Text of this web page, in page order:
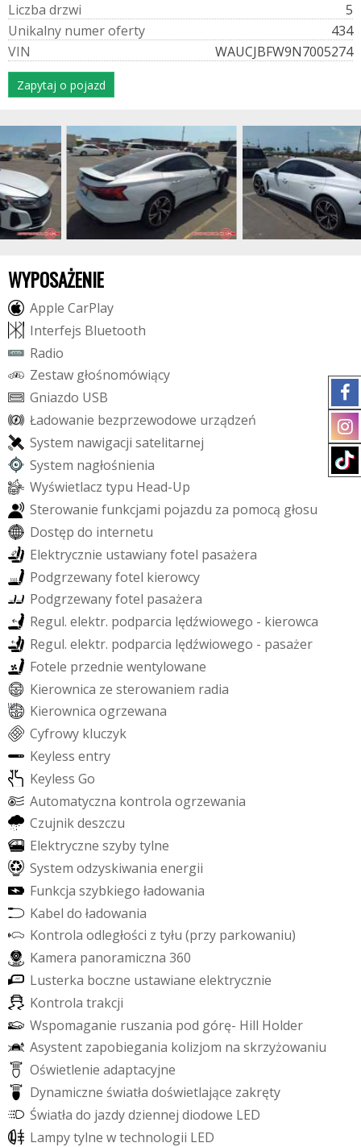
Liczba drzwi
5
Unikalny numeroferty
434
VIN WAUCJBFW9N7005274
Zapytaj o pojazd
WYPOSAŻENIE
Apple CarPlay
Interfejs Bluetooth
Radio
Zestaw głośnomówiący
Gniazdo USB
Ładowanie bezprzewodowe urządzeń
System nawigacji satelitarnej
System nagłośnienia
Wyświetlacz typu Head-Up
Sterowanie funkcjami pojazdu za pomocą głosu
Dostęp do internetu
Elektrycznie ustawianyfotel pasażera
Podgrzewanyfotel kierowcy
Podgrzewanyfotel pasażera
Regul. elektr. podparcia lędźwiowego - kierowca
Regul. elektr. podparcia lędźwiowego - pasażer
Fotele przednie wentylowane
Kierownica ze sterowaniem radia
Kierownica ogrzewana
Cyfrowy kluczyk
Keyless entry
Keyless Go
Automatyczna kontrola ogrzewania
Czujnikdeszczu
Elektryczne szybytylne
System odzyskiwania energii
Funkcja szybkiego ładowania
Kabel do ładowania
Kontrola odległości z tyłu (przy parkowaniu)
Kamera panoramiczna 360
Lusterka boczne ustawiane elektrycznie
Kontrola trakcji
Wspomaganie ruszania pod górę- Hill Holder
Asystent zapobiegania kolizjom na skrzyżowaniu
Oświetlenie adaptacyjne
Dynamiczne światła doświetlające zakręty
Światła do jazdydziennej diodowe LED
Lampytylne wtechnologii LED